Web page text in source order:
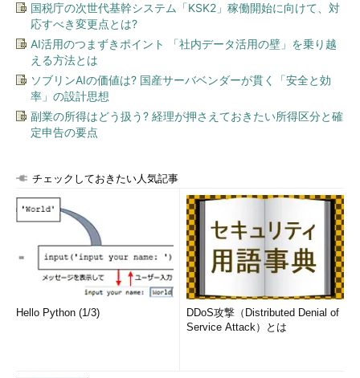
国税庁の次世代基幹システム「KSK2」稼働開始に向けて、対
応すべき変更点とは?
AI活用のつまずきポイント 「社内データ活用の壁」を乗り越
える方法とは
ソブリンAIの価値は? 国産サーバベンダーが貫く「安全と効
率」の設計思想
副業の所得はどう扱う? 経理が押さえておきたい所得区分と確
定申告の要点
チェックしておきたい人気記事
Hello Python (1/3)
DDoS攻撃（Distributed Denial of
Service Attack）とは